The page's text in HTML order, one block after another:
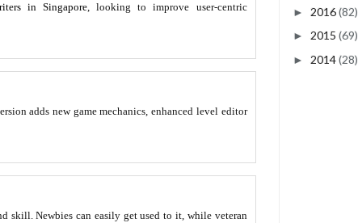
in Singapore, looking to improve user-centric
adds new game mechanics, enhanced level editor
skill. Newbies can easily get used to it, while veteran
► 2016(82)
► 2015 (69)
► 2014(28)